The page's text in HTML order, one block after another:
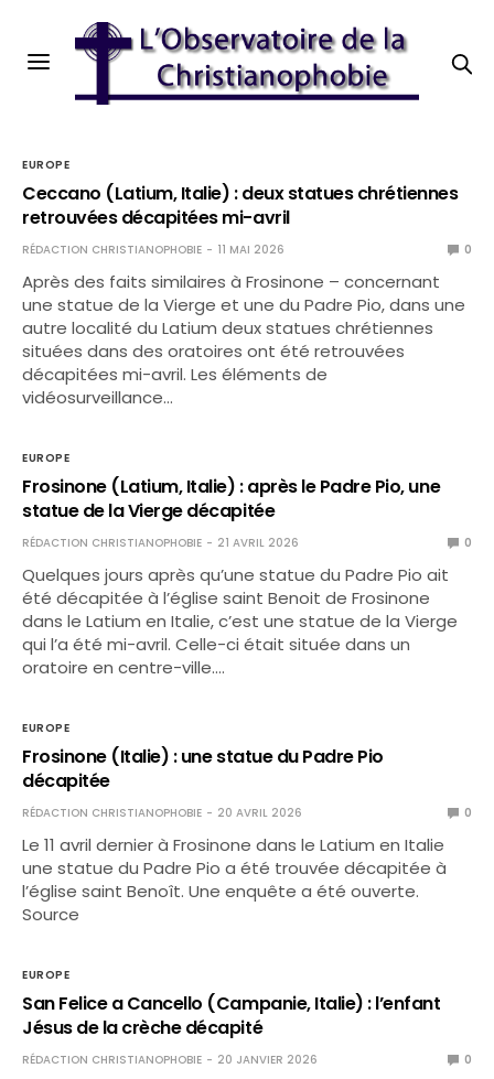
EUROPE
Ceccano (Latium, Italie) : deux statues chrétiennes
retrouvées décapitées mi-avril
RÉDACTION CHRISTIANOPHOBIE 11 MAI 2026 0
Après des faits similaires à Frosinone – concernant
une statue de la Vierge et une du Padre Pio, dans une
autre localité du Latium deux statues chrétiennes
situées dans des oratoires ont été retrouvées
décapitées mi-avril. Les éléments de
vidéosurveillance…
EUROPE
Frosinone (Latium, Italie) : après le Padre Pio, une
statue de la Vierge décapitée
RÉDACTION CHRISTIANOPHOBIE 21 AVRIL 2026 0
Quelques jours après qu’une statue du Padre Pio ait
été décapitée à l’église saint Benoit de Frosinone
dans le Latium en Italie, c’est une statue de la Vierge
qui l’a été mi-avril. Celle-ci était située dans un
oratoire en centre-ville.…
EUROPE
Frosinone (Italie) : une statue du Padre Pio
décapitée
RÉDACTION CHRISTIANOPHOBIE 20 AVRIL 2026 0
Le 11 avril dernier à Frosinone dans le Latium en Italie
une statue du Padre Pio a été trouvée décapitée à
l’église saint Benoît. Une enquête a été ouverte.
Source
EUROPE
San Felice a Cancello (Campanie, Italie) : l’enfant
Jésus de la crèche décapité
RÉDACTION CHRISTIANOPHOBIE 20 JANVIER 2026 0